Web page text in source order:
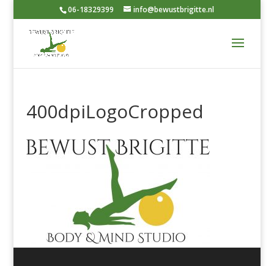
06-18329399 info@bewustbrigitte.nl
400dpiLogoCropped